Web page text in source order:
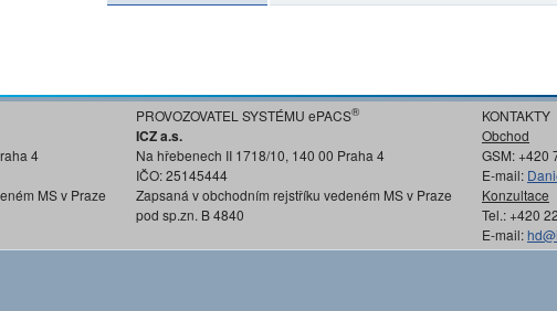
4
MS v Praze
PROVOZOVATEL SYSTÉMU ePACS®
ICZ a.s.
Na hřebenech II 1718/10, 140 00 Praha 4
IČO: 25145444
Zapsaná v obchodním rejstříku vedeném MS v Praze
pod sp.zn. B 4840
KONTAKTY
Obchod
GSM: +420
E-mail:
Konzultace
Tel.: +420
E-mail: